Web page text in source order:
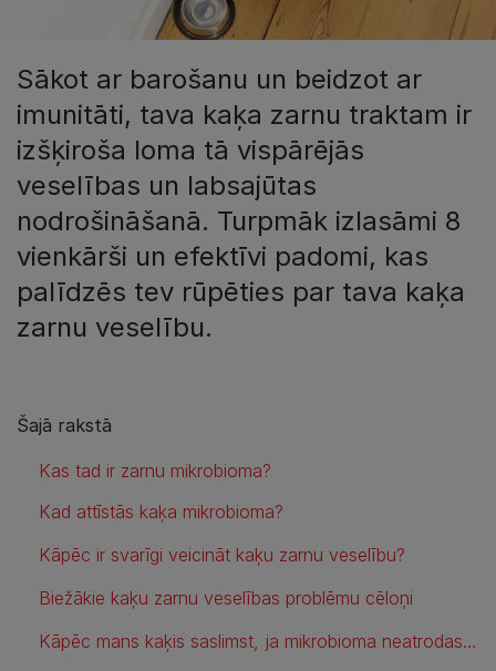
Sākot ar barošanu un beidzot ar
imunitāti, tava kaķa zarnu traktam ir
izšķiroša loma tā vispārējās
veselības un labsajūtas
nodrošināšanā. Turpmāk izlasāmi 8
vienkārši un efektīvi padomi, kas
palīdzēs tev rūpēties par tava kaķa
zarnu veselību.
Šajā rakstā
Kas tad ir zarnu mikrobioma?
Kad attīstās kaķa mikrobioma?
Kāpēc ir svarīgi veicināt kaķu zarnu veselību?
Biežākie kaķu zarnu veselības problēmu cēloņi
Kāpēc mans kaķis saslimst, ja mikrobioma neatrodas līdzsvarā?